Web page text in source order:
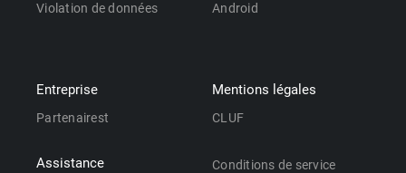
Violation de données Android
Entreprise
Partenairest
Assistance
Mentions légales
CLUF
Conditions de service